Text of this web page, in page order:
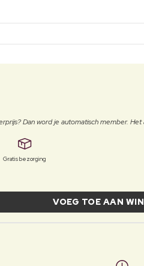
Dan word je automatisch member.
Gratis bezorging
VOEG TOE AAN